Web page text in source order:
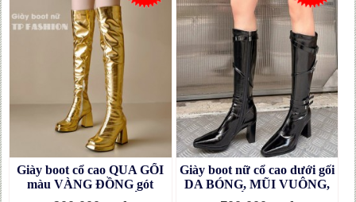
Giày boot cổ cao QUA GỐI
màu VÀNG ĐỒNG gót
vuông 9cm MŨI VUÔNG
Giày boot nữ cổ cao dưới gối
DA BÓNG, MŨI VUÔNG,
GÓT VUÔNG có quai gài